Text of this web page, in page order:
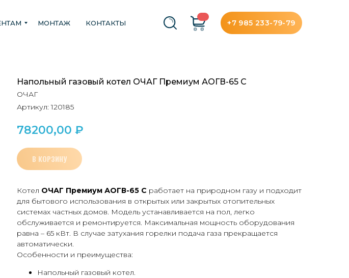
МОНТАЖ КОНТАКТЫ +7 985 233-79-79
Напольный газовый котел ОЧАГ Премиум АОГВ-65 С
ОЧАГ
Артикул:120185
78200,00 ₽
В КОРЗИНУ
Котел ОЧАГ Премиум АОГВ-65 С работает на природном газу и подходит
для бытового использования в открытых или закрытых отопительных
системах частных домов. Модель устанавливается на пол, легко
обслуживается и ремонтируется. Максимальная мощность оборудования
равна – 65 кВт. В случае затухания горелки подача газа прекращается
автоматически.
Особенности и преимущества:
Напольный газовый котел.